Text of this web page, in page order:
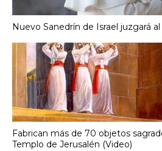
Nuevo Sanedrín de Israel juzgará
Fabrican más de 70 objetos
Templo de Jerusalén (Video)